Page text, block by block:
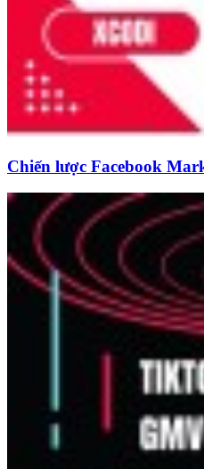
Chiến lược Facebook